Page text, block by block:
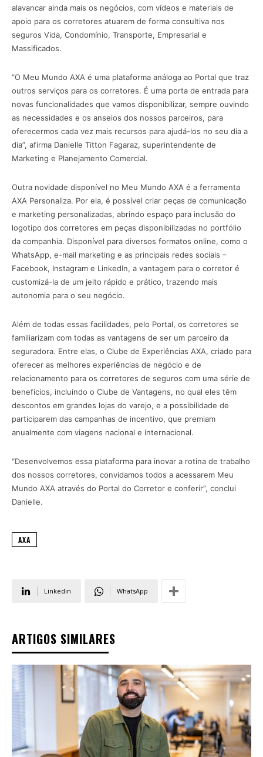
alavancar ainda mais os negócios, com vídeos e materiais de
apoio para os corretores atuarem de forma consultiva nos
seguros Vida, Condomínio, Transporte, Empresarial e
Massificados.
“O Meu Mundo AXA é uma plataforma análoga ao Portal que traz
outros serviços para os corretores. É uma porta de entrada para
novas funcionalidades que vamos disponibilizar, sempre ouvindo
as necessidades e os anseios dos nossos parceiros, para
oferecermos cada vez mais recursos para ajudá-los no seu dia a
dia”, afirma Danielle Titton Fagaraz, superintendente de
Marketing e Planejamento Comercial.
Outra novidade disponível no Meu Mundo AXA é a ferramenta
AXA Personaliza. Por ela, é possível criar peças de comunicação
e marketing personalizadas, abrindo espaço para inclusão do
logotipo dos corretores em peças disponibilizadas no portfólio
da companhia. Disponível para diversos formatos online, como o
WhatsApp, e-mail marketing e as principais redes sociais –
Facebook, Instagram e LinkedIn, a vantagem para o corretor é
customizá-la de um jeito rápido e prático, trazendo mais
autonomia para o seu negócio.
Além de todas essas facilidades, pelo Portal, os corretores se
familiarizam com todas as vantagens de ser um parceiro da
seguradora. Entre elas, o Clube de Experiências AXA, criado para
oferecer as melhores experiências de negócio e de
relacionamento para os corretores de seguros com uma série de
benefícios, incluindo o Clube de Vantagens, no qual eles têm
descontos em grandes lojas do varejo, e a possibilidade de
participarem das campanhas de incentivo, que premiam
anualmente com viagens nacional e internacional.
“Desenvolvemos essa plataforma para inovar a rotina de trabalho
dos nossos corretores, convidamos todos a acessarem Meu
Mundo AXA através do Portal do Corretor e conferir”, conclui
Danielle.
AXA
Linkedin WhatsApp
ARTIGOS SIMILARES